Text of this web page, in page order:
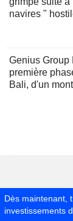
navires "
Genius Group
première
Bali, d'un
Dès maintenant,
investissements